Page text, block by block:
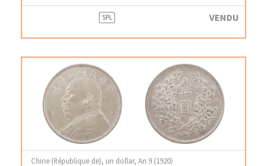
SPL VENDU
Chine (République de), un dollar, An 9 (1920)